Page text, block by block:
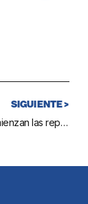
SIGUIENTE >
El domingo comienzan las repoblaciones forestales de manos de voluntarios y colectivos vecinales